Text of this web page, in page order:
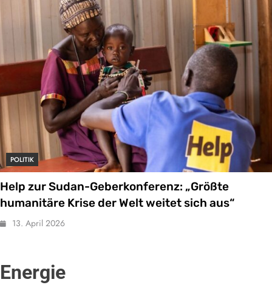
POLITIK
Help zur Sudan-Geberkonferenz: „Größte
humanitäre Krise der Welt weitet sich aus“
13. April 2026
Energie